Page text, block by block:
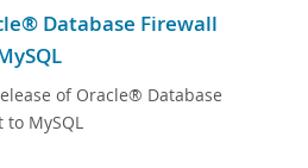
Database Firewall
of Oracle® Database
to MySQL